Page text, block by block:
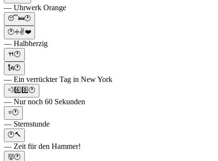
— Uhrwerk Orange
😴🛌🕐
🕐➗✌️❤️
— Halbherzig
🍴🕐
🗽🕐
— Ein verrückter Tag in New York
💨6️⃣0️⃣🕐
— Nur noch 60 Sekunden
⭐🕐
— Sternstunde
🕐🔨
— Zeit für den Hammer!
👹🕐